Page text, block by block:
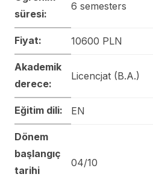
süresi:
6 semesters
Fiyat: 10600 PLN
Akademik
derece:
Licencjat (B.A.)
Eğitim dili: EN
Dönem
başlangıç
tarihi
04/10